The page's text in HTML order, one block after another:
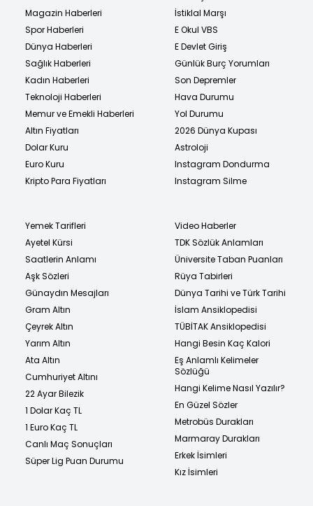
Magazin Haberleri
Spor Haberleri
Dünya Haberleri
Sağlık Haberleri
Kadın Haberleri
Teknoloji Haberleri
Memur ve Emekli Haberleri
Altın Fiyatları
Dolar Kuru
Euro Kuru
Kripto Para Fiyatları
İstiklal Marşı
E Okul VBS
E Devlet Giriş
Günlük Burç Yorumları
Son Depremler
Hava Durumu
Yol Durumu
2026 Dünya Kupası
Astroloji
Instagram Dondurma
Instagram Silme
Yemek Tarifleri
Ayetel Kürsi
Saatlerin Anlamı
Aşk Sözleri
Günaydın Mesajları
Gram Altın
Çeyrek Altın
Yarım Altın
Ata Altın
Cumhuriyet Altını
22 Ayar Bilezik
1 Dolar Kaç TL
1 Euro Kaç TL
Canlı Maç Sonuçları
Süper Lig Puan Durumu
Video Haberler
TDK Sözlük Anlamları
Üniversite Taban Puanları
Rüya Tabirleri
Dünya Tarihi ve Türk Tarihi
İslam Ansiklopedisi
TÜBİTAK Ansiklopedisi
Hangi Besin Kaç Kalori
Eş Anlamlı Kelimeler
Sözlüğü
Hangi Kelime Nasıl Yazılır?
En Güzel Sözler
Metrobüs Durakları
Marmaray Durakları
Erkek İsimleri
Kız İsimleri